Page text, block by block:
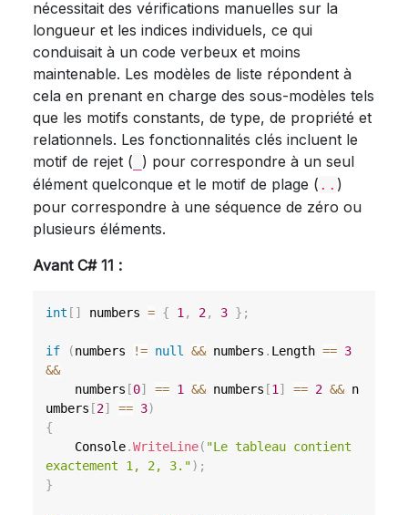
nécessitait des vérifications manuelles sur la
longueur et les indices individuels, ce qui
conduisait à un code verbeux et moins
maintenable. Les modèles de liste répondent à
cela en prenant en charge des sous-modèles tels
que les motifs constants, de type, de propriété et
relationnels. Les fonctionnalités clés incluent le
motif de rejet ( ) pour correspondre à un seul
élément quelconque et le motif de plage ( .. )
pour correspondre à une séquence de zéro ou
plusieurs éléments.
Avant C# 11 :
int [ ] numbers = { 1 , 2, 3 } ;
if (numbers != null && numbers . Length == 3
&&
    numbers
[0] == 1 && numbers [1 ] == 2 && n
umbers [2] == 3)
{
    Console
.WriteLine( "Le tableau contient
exactement 1, 2, 3.") ;
}